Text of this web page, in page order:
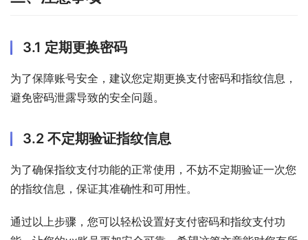
3.1 定期更换密码
为了保障账号安全，建议您定期更换支付密码和指纹信息，
避免密码泄露导致的安全问题。
3.2 不定期验证指纹信息
为了确保指纹支付功能的正常使用，不妨不定期验证一次您
的指纹信息，保证其准确性和可用性。
通过以上步骤，您可以轻松设置好支付密码和指纹支付功